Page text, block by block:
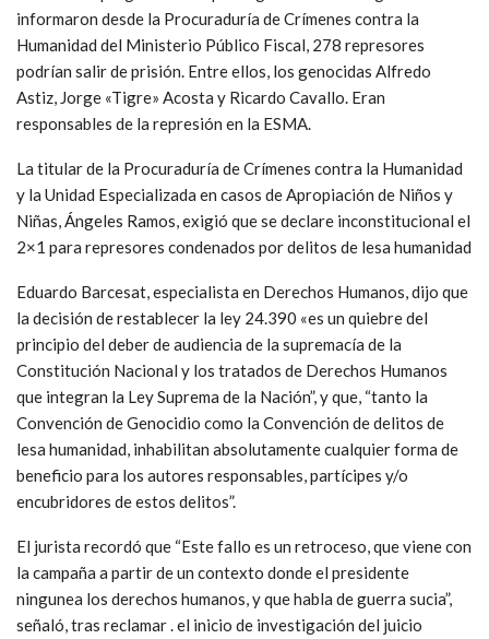
informaron desde la Procuraduría de Crímenes contra la
Humanidad del Ministerio Público Fiscal, 278 represores
podrían salir de prisión. Entre ellos, los genocidas Alfredo
Astiz, Jorge «Tigre» Acosta y Ricardo Cavallo. Eran
responsables de la represión en la ESMA.
La titular de la Procuraduría de Crímenes contra la Humanidad
y la Unidad Especializada en casos de Apropiación de Niños y
Niñas, Ángeles Ramos, exigió que se declare inconstitucional el
2×1 para represores condenados por delitos de lesa humanidad
Eduardo Barcesat, especialista en Derechos Humanos, dijo que
la decisión de restablecer la ley 24.390 «es un quiebre del
principio del deber de audiencia de la supremacía de la
Constitución Nacional y los tratados de Derechos Humanos
que integran la Ley Suprema de la Nación”, y que, “tanto la
Convención de Genocidio como la Convención de delitos de
lesa humanidad, inhabilitan absolutamente cualquier forma de
beneficio para los autores responsables, partícipes y/o
encubridores de estos delitos”.
El jurista recordó que “Este fallo es un retroceso, que viene con
la campaña a partir de un contexto donde el presidente
ningunea los derechos humanos, y que habla de guerra sucia”,
señaló, tras reclamar . el inicio de investigación del juicio